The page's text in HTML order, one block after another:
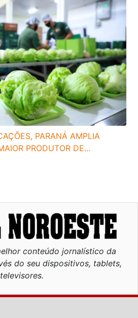
PARANÁ AMPLIA
PRODUTOR DE...
conteúdo jornalístico da
do seu dispositivos, tablets,